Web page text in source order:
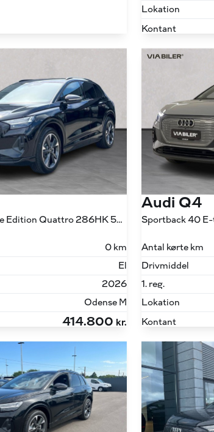
Lokation
Kontant
45 E-tron S Line Edition Quattro 286HK 5d Aut.
0 km
El
2026
Odense M
414.800 kr.
Audi Q4
Antal kørte km
Drivmiddel
1. reg.
Lokation
Kontant